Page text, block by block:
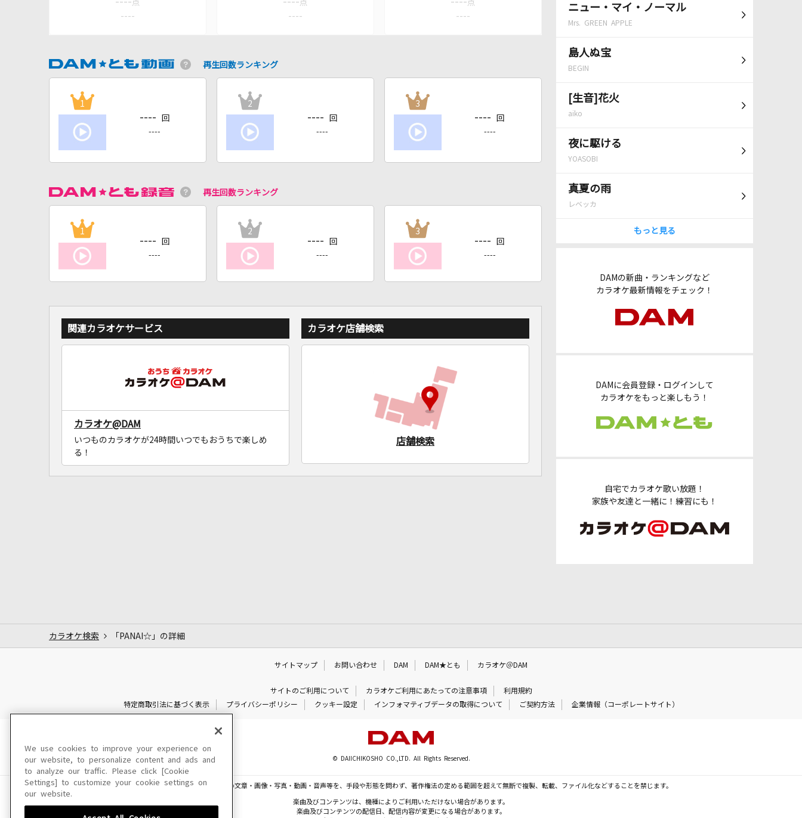
ニュー・マイ・ノーマル
Mrs. GREEN APPLE
島人ぬ宝
BEGIN
[生音]花火
aiko
夜に駆ける
YOASOBI
真夏の雨
レベッカ
もっと見る
DAMの新曲・ランキングなど
カラオケ最新情報をチェック！
DAMに会員登録・ログインして
カラオケをもっと楽しもう！
自宅でカラオケ歌い放題！
家族や友達と一緒に！練習にも！
点
----
点
----
点
----
再生回数ランキング
1
---- 回
----
2
---- 回
----
3
---- 回
----
再生回数ランキング
1
---- 回
----
2
---- 回
----
3
---- 回
----
関連カラオケサービス
カラオケ@DAM
いつものカラオケが24時間いつでもおうちで楽しめ
る！
カラオケ店舗検索
店舗検索
カラオケ検索 「PANAI☆」の詳細
サイトマップ お問い合わせ DAM DAM★とも カラオケ＠DAM
サイトのご利用について カラオケご利用にあたっての注意事項
利用規約
特定商取引法に基づく表示
プライバシーポリシー クッキー設定 インフォマティブデータの取得について ご契約方法 企業情報（コーポレートサイト）
© DAIICHIKOSHO CO.,LTD. All Rights Reserved.
このサイトに掲載されている一切の文章・画像・写真・動画・音声等を、手段や形態を問わず、著作権法の定める範囲を超えて無断で複製、転載、ファイル化などすることを禁じます。
楽曲及びコンテンツは、機種によりご利用いただけない場合があります。
楽曲及びコンテンツの配信日、配信内容が変更になる場合があります。
We use cookies to improve your experience on
our website, to personalize content and ads and
to analyze our traffic. Please click [Cookie
Settings] to customize your cookie settings on
our website.